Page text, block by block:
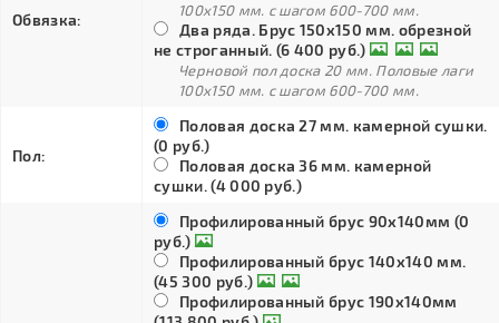
Обвязка:
100х150 мм. с шагом 600-700 мм.
Два ряда. Брус 150х150 мм. обрезной
не строганный. (6 400 руб.)
Черновой пол доска 20 мм. Половые лаги
100х150 мм. с шагом 600-700 мм.
Пол:
Половая доска 27 мм. камерной сушки.
(0 руб.)
Половая доска 36 мм. камерной
сушки. (4 000 руб.)
Профилированный брус 90х140мм (0
руб.)
Профилированный брус 140х140 мм.
(45 300 руб.)
Профилированный брус 190х140мм